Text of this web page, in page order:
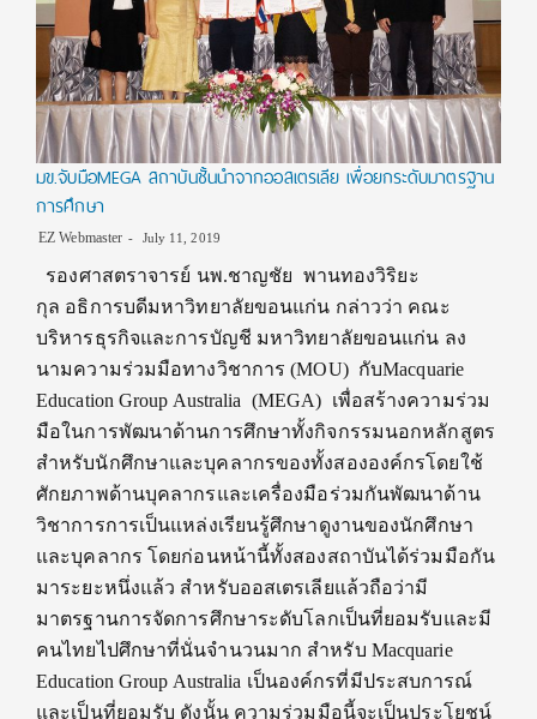
มข.จับมือMEGA สถาบันชั้นนำจากออสเตรเลีย เพื่อยกระดับมาตรฐาน
การศึกษา
EZ Webmaster July 11, 2019
รองศาสตราจารย์ นพ.ชาญชัย พานทองวิริยะ
กุล อธิการบดีมหาวิทยาลัยขอนแก่น กล่าวว่า คณะ
บริหารธุรกิจและการบัญชี มหาวิทยาลัยขอนแก่น ลง
นามความร่วมมือทางวิชาการ (MOU) กับMacquarie
Education Group Australia (MEGA) เพื่อสร้างความร่วม
มือในการพัฒนาด้านการศึกษาทั้งกิจกรรมนอกหลักสูตร
สำหรับนักศึกษาและบุคลากรของทั้งสององค์กรโดยใช้
ศักยภาพด้านบุคลากรและเครื่องมือร่วมกันพัฒนาด้าน
วิชาการการเป็นแหล่งเรียนรู้ศึกษาดูงานของนักศึกษา
และบุคลากร โดยก่อนหน้านี้ทั้งสองสถาบันได้ร่วมมือกัน
มาระยะหนึ่งแล้ว สำหรับออสเตรเลียแล้วถือว่ามี
มาตรฐานการจัดการศึกษาระดับโลกเป็นที่ยอมรับและมี
คนไทยไปศึกษาที่นั่นจำนวนมาก สำหรับ Macquarie
Education Group Australia เป็นองค์กรที่มีประสบการณ์
และเป็นที่ยอมรับ ดังนั้น ความร่วมมือนี้จะเป็นประโยชน์